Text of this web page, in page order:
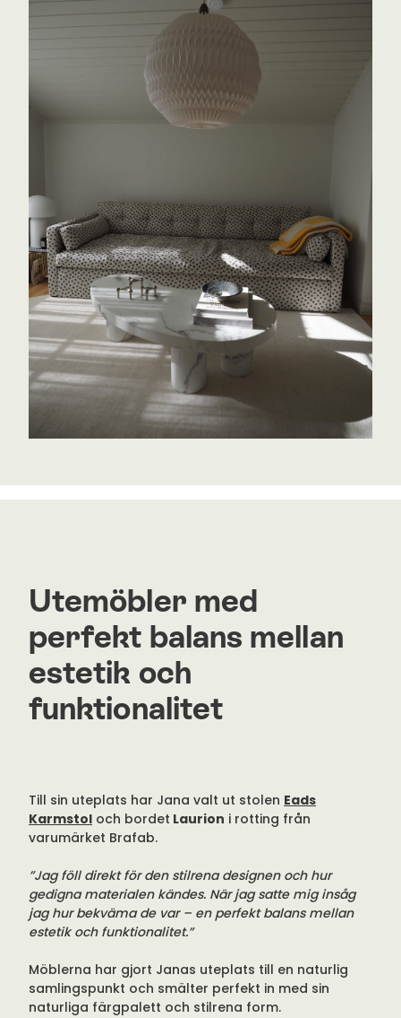
Utemöbler med
perfekt balans mellan
estetik och
funktionalitet
Till sin uteplats har Jana valt ut stolen Eads
Karmstol och bordet Laurion i rotting från
varumärket Brafab.
”Jag föll direkt för den stilrena designen och hur
gedigna materialen kändes. När jag satte mig insåg
jag hur bekväma de var – en perfekt balans mellan
estetik och funktionalitet.”
Möblerna har gjort Janas uteplats till en naturlig
samlingspunkt och smälter perfekt in med sin
naturliga färgpalett och stilrena form.